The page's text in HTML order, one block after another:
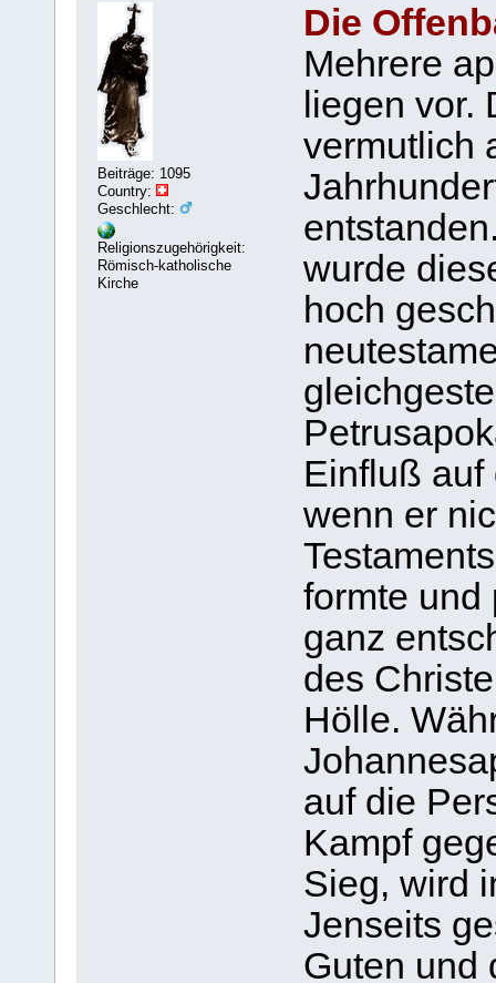
Beiträge: 1095
Country:
Geschlecht:
Religionszugehörigkeit:
Römisch-katholische
Kirche
Die
Mehrere
liegen vor.
vermutlich
wurde
hoch
Einfluß auf
wenn er
formte und
ganz
des
Hölle.
auf die
Kampf
Sieg, wird
Jenseits
Guten und